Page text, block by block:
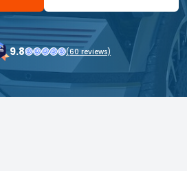
9.8 (60reviews)